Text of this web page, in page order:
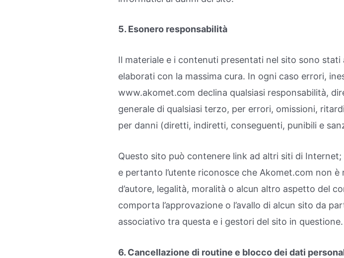
5. Esonero responsabilità
Il materiale e i contenuti presentati nel sito sono
elaborati con la massima cura. In ogni caso errori,
www.akomet.com declina qualsiasi responsabilità,
generale di qualsiasi terzo, per errori, omissioni,
per danni (diretti, indiretti, conseguenti, punibili e
Questo sito può contenere link ad altri siti di
e pertanto l’utente riconosce che Akomet.com non
d’autore, legalità, moralità o alcun altro aspetto del
comporta l’approvazione o l’avallo di alcun sito da
associativo tra questa e i gestori del sito in questione.
6. Cancellazione di routine e blocco dei dati